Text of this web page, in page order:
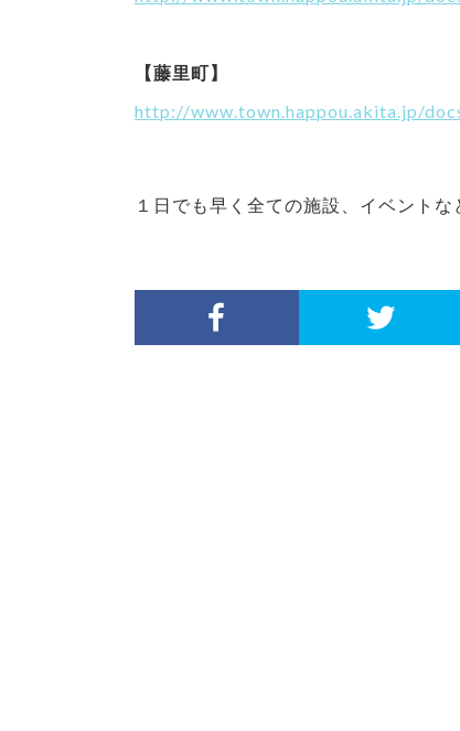
【藤里町】
http://www.town.happou.akita.jp/
１日でも早く全ての施設、イベント